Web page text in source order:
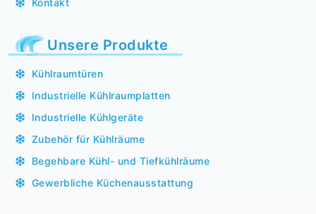
Kontakt
Unsere Produkte
Kühlraumtüren
Industrielle Kühlraumplatten
Industrielle Kühlgeräte
Zubehör für Kühlräume
Begehbare Kühl- und Tiefkühlräume
Gewerbliche Küchenausstattung